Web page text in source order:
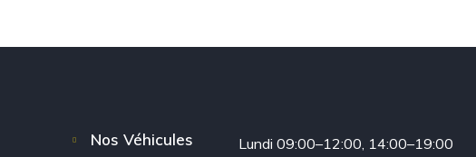
Nos Véhicules
Lundi 09:00–12:00, 14:00–19:00